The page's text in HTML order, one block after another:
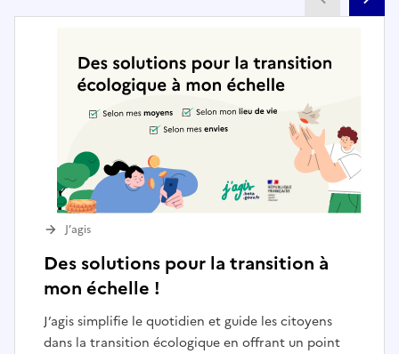
Des solutions pour la transition à
mon échelle !
J’agis simplifie le quotidien et guide les citoyens
dans la transition écologique en offrant un point
J’agis